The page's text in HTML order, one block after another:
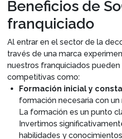
Beneficios de
franquiciado
Al entrar en el sector de la
través de una marca
nuestros franquiciados
competitivas como:
Formación inicial y
formación necesaria con
La formación es un punto
Invertimos
habilidades y